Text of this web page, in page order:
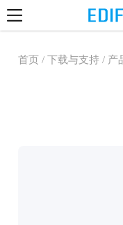
首页 / 下载与支持 / 产